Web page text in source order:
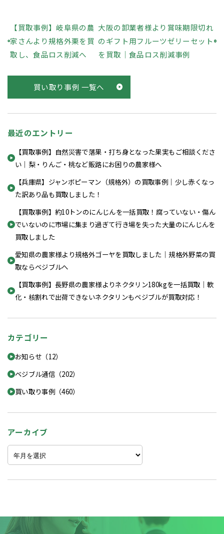
【買取事例】岐阜県の農
家さんより規格外栗を買
取し、食品ロス削減へ
大阪の卸業者様より賞味期限切れ
のギフト用フルーツゼリーセット
を買取｜食品ロス削減事例
買い取り事例 一覧へ
最近のエントリー
【買取事例】自然災害で落果・打ち身となった果実もご相談くださ
い｜梨・りんご・桃など販路にお困りの農家様へ
【兵庫県】ジャンボピーマン（規格外）の買取事例｜少し赤くなっ
た訳あり品も買取しました！
【買取事例】約10トンのにんじんを一括買取！腐っていない・傷ん
でいないのに市場に集まり過ぎて行き場を失った大量のにんじんを
買取しました
愛知県の農家様より規格外ゴーヤを買取しました｜規格外野菜の買
取ならベジブルへ
【買取事例】長野県の農家様よりネクタリン180kgを一括買取｜軟
化・核割れで出荷できないネクタリンもベジブルが買取対応！
カテゴリー
お知らせ（12）
ベジブル通信（202）
買い取り事例（460）
アーカイブ